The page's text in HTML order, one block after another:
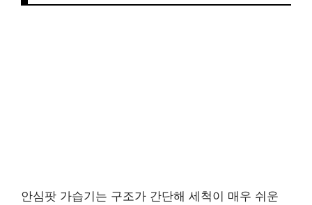
안심팟 가습기는 구조가 간단해 세척이 매우 쉬운